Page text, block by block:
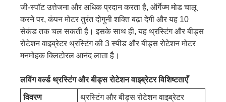
जी-स्पॉट उत्तेजना और अधिक प्रदान करता है, ऑर्गेज्म मोड चालू
करने पर, कंपन मोटर तुरंत दोगुनी शक्ति बढ़ा देगी और यह 10
सेकंड तक चल सकती है। इसके साथ ही, यह थ्रस्टिंग और बीड्स
रोटेशन वाइब्रेटर थ्रस्टिंग की 3 स्पीड और बीड्स रोटेशन मोटर
मनमोहक क्लिटोरल आनंद लाता है।
लविंग वर्ल्ड थ्रस्टिंग और बीड्स रोटेशन वाइब्रेटर विशिष्टताएँ
विवरण थ्रस्टिंग और बीड्स रोटेशन वाइब्रेटर